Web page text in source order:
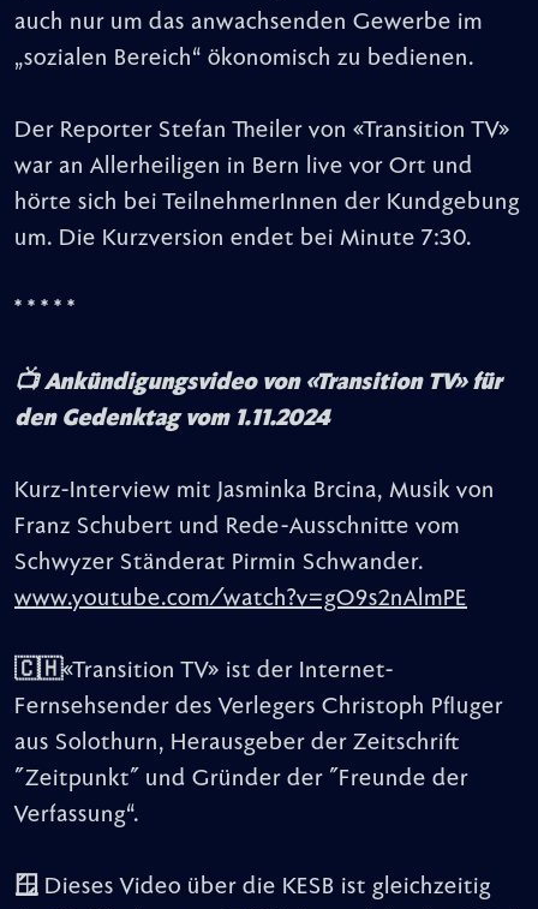
auch nur um das anwachsenden Gewerbe im
„sozialen Bereich“ ökonomisch zu bedienen.
Der Reporter Stefan Theiler von «Transition TV»
war an Allerheiligen in Bern live vor Ort und
hörte sich bei TeilnehmerInnen der Kundgebung
um. Die Kurzversion endet bei Minute 7:30.
* * * * *
📺 Ankündigungsvideo von «Transition TV» für
den Gedenktag vom 1.11.2024
Kurz-Interview mit Jasminka Brcina, Musik von
Franz Schubert und Rede-Ausschnitte vom
Schwyzer Ständerat Pirmin Schwander.
www.youtube.com/watch?v=gO9s2nAlmPE
🇨🇭«Transition TV» ist der Internet-
Fernsehsender des Verlegers Christoph Pfluger
aus Solothurn, Herausgeber der Zeitschrift
"Zeitpunkt" und Gründer der "Freunde der
Verfassung“.
🪟 Dieses Video über die KESB ist gleichzeitig